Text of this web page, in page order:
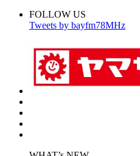
FOLLOW US
Tweets by bayfm78MHz